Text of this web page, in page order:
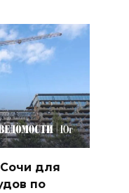
для
по